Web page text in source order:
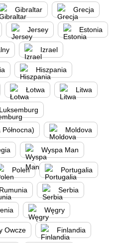
Gibraltar Grecja
Jersey Estonia
Izrael
Hiszpania
Łotwa Litwa
Luksemburg
Moldova
Wyspa Man
Polen Portugalia
Rumunia Serbia
Węgry
Owcze Finlandia